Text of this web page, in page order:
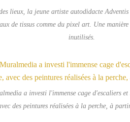
lieux, la jeune artiste autodidacte
de tissus comme du pixel art. Une
inutilisés.
a investi l'immense cage d'escaliers
des peintures réalisées à la perche, à